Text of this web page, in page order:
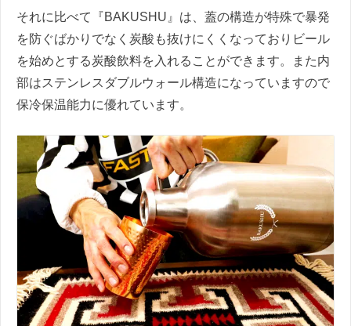
それに比べて『BAKUSHU』は、蓋の構造が特殊で暴発
を防ぐばかりでなく炭酸も抜けにくくなっておりビール
を始めとする炭酸飲料を入れることができます。また内
部はステンレスダブルウォール構造になっていますので
保冷保温能力に優れています。